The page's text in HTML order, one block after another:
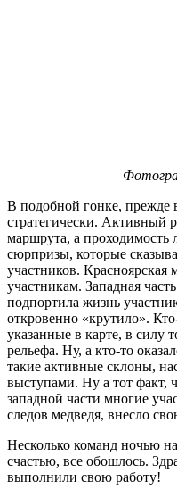
В подобной гонке, прежде
стратегически. Активный
маршрута, а проходимость
сюрпризы, которые
участников. Красноярская
участникам. Западная
подпортила жизнь
откровенно «крутило».
указанные в карте, в силу
рельефа. Ну, а кто-то
такие активные склоны,
выступами. Ну а тот факт,
западной части многие
следов медведя, внесло
Несколько команд ночью
счастью, все обошлось.
выполнили свою работу!